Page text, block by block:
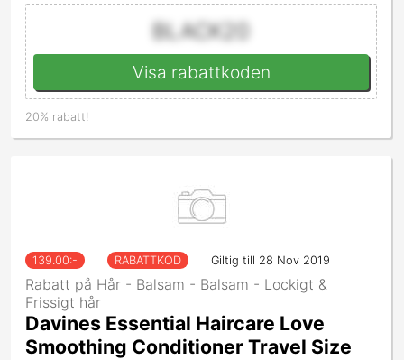
BLACK20
Visa rabattkoden
20% rabatt!
139.00:- RABATTKOD Giltig till 28 Nov 2019
Rabatt på Hår - Balsam - Balsam - Lockigt &
Frissigt hår
Davines Essential Haircare Love
Smoothing Conditioner Travel Size